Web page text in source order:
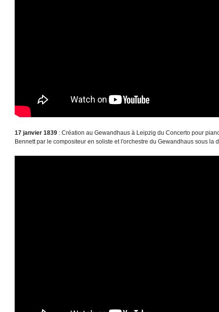
17 janvier 1839 : Création au Gewandhaus à Leipzig du Concerto pour
Bennett par le compositeur en soliste et l'orchestre du Gewandhaus sous la